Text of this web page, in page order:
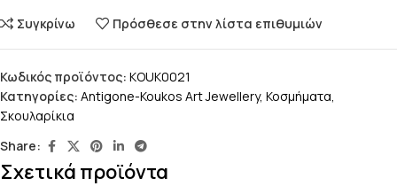
Συγκρίνω Πρόσθεσε στην λίστα επιθυμιών
Κωδικός προϊόντος: KOUK0021
Κατηγορίες: Antigone-Koukos Art Jewellery, Κοσμήματα,
Σκουλαρίκια
Share:
Σχετικά προϊόντα